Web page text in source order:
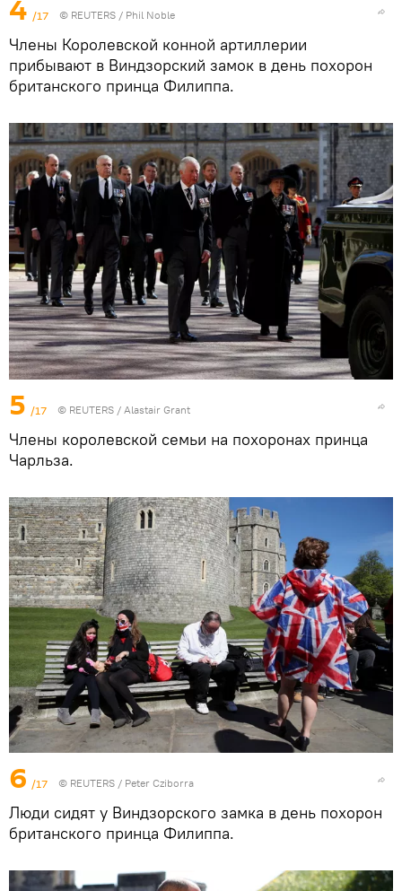
4 /17 © REUTERS / Phil Noble
Члены Королевской конной артиллерии
прибывают в Виндзорский замок в день похорон
британского принца Филиппа.
5 /17 © REUTERS / Alastair Grant
Члены королевской семьи на похоронах принца
Чарльза.
6 /17 © REUTERS / Peter Cziborra
Люди сидят у Виндзорского замка в день похорон
британского принца Филиппа.